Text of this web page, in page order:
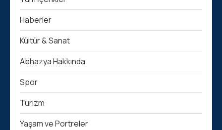
Haberler
Kültür & Sanat
Abhazya Hakkında
Spor
Turizm
Yaşam ve Portreler